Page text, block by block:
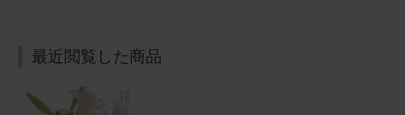
用途：
自宅用
最近閲覧した商品